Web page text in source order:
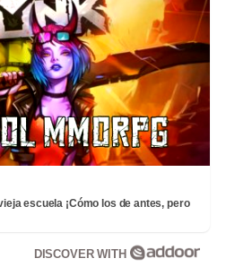
escuela ¡Cómo los de antes, pero
DISCOVER WITH